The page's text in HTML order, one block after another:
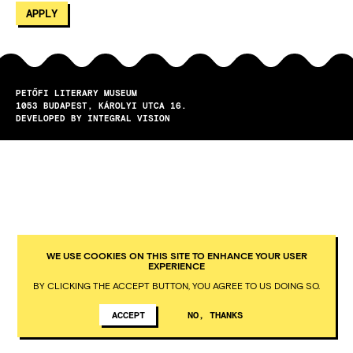
PETŐFI LITERARY MUSEUM
1053
BUDAPEST
KÁROLYI UTCA 16.
DEVELOPED BY INTEGRAL VISION
WE USE COOKIES ON THIS SITE TO ENHANCE YOUR USER
EXPERIENCE
BY CLICKING THE ACCEPT BUTTON, YOU AGREE TO US DOING SO.
ACCEPT NO, THANKS